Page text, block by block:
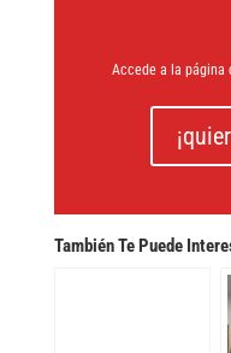
Accede a la
También Te Puede